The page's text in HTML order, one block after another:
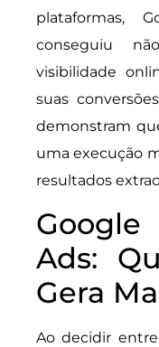
plataformas,
conseguiu
visibilidade
suas
demonstram
uma execução
resultados
Ads:
Gera
Ao decidir